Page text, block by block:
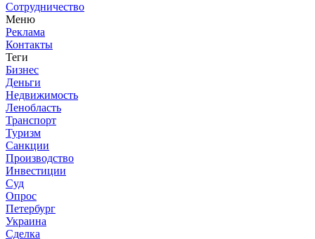
Сотрудничество
Меню
Реклама
Контакты
Теги
Бизнес
Деньги
Недвижимость
Ленобласть
Транспорт
Туризм
Санкции
Производство
Инвестиции
Суд
Опрос
Петербург
Украина
Сделка